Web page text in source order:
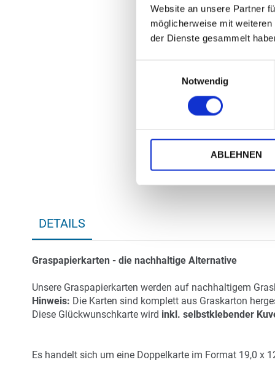
Website an unsere Partner
möglicherweise mit
der Dienste gesammelt
Notwendig
ABLEHNEN
DETAILS
Graspapierkarten - die nachhaltige Alternative
Unsere Graspapierkarten werden auf nachhaltigem
Hinweis: Die Karten sind komplett aus Graskarton
Diese Glückwunschkarte wird inkl. selbstklebender
Es handelt sich um eine Doppelkarte im Format 19,0 x